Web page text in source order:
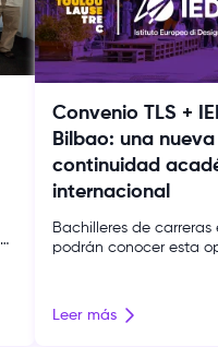
Convenio TLS +
Bilbao: una
continuidad
internacional
Bachilleres de carreras
podrán conocer esta
descuento exclusivo.
suma una nueva
Leer más